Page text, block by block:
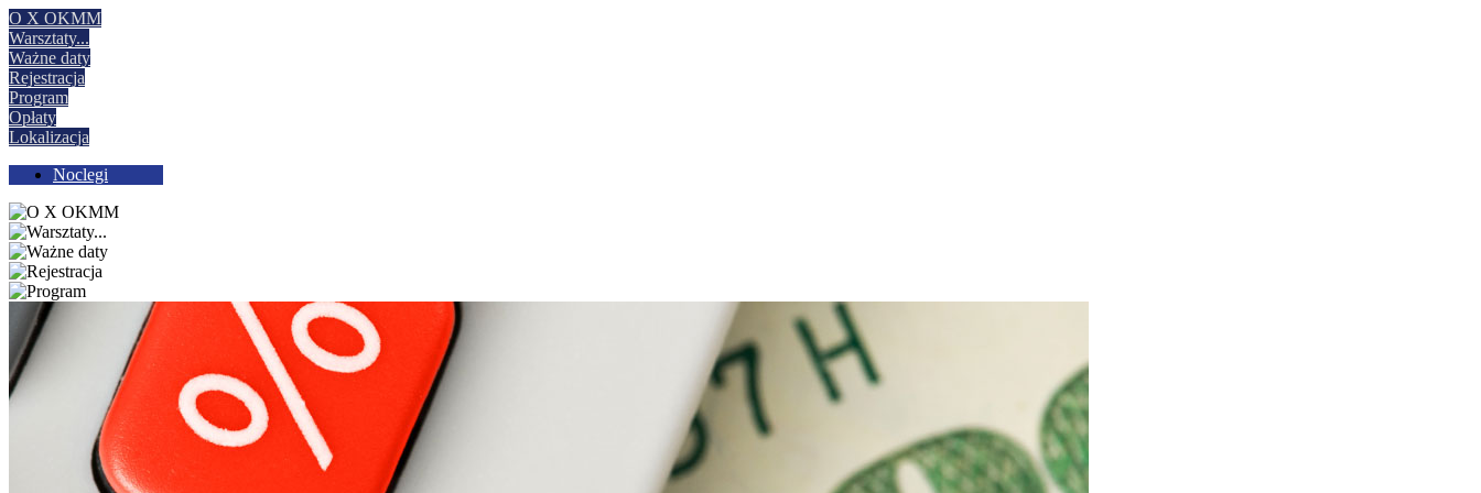
O X OKMM
Warsztaty...
Ważne daty
Rejestracja
Program
Opłaty
Lokalizacja
Noclegi